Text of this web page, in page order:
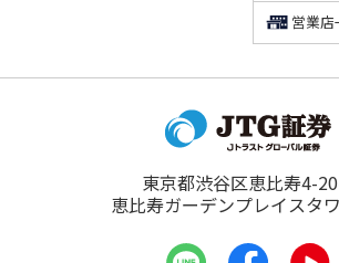
営業店
東京都渋谷区恵比寿4-
恵比寿ガーデンプレイスタ